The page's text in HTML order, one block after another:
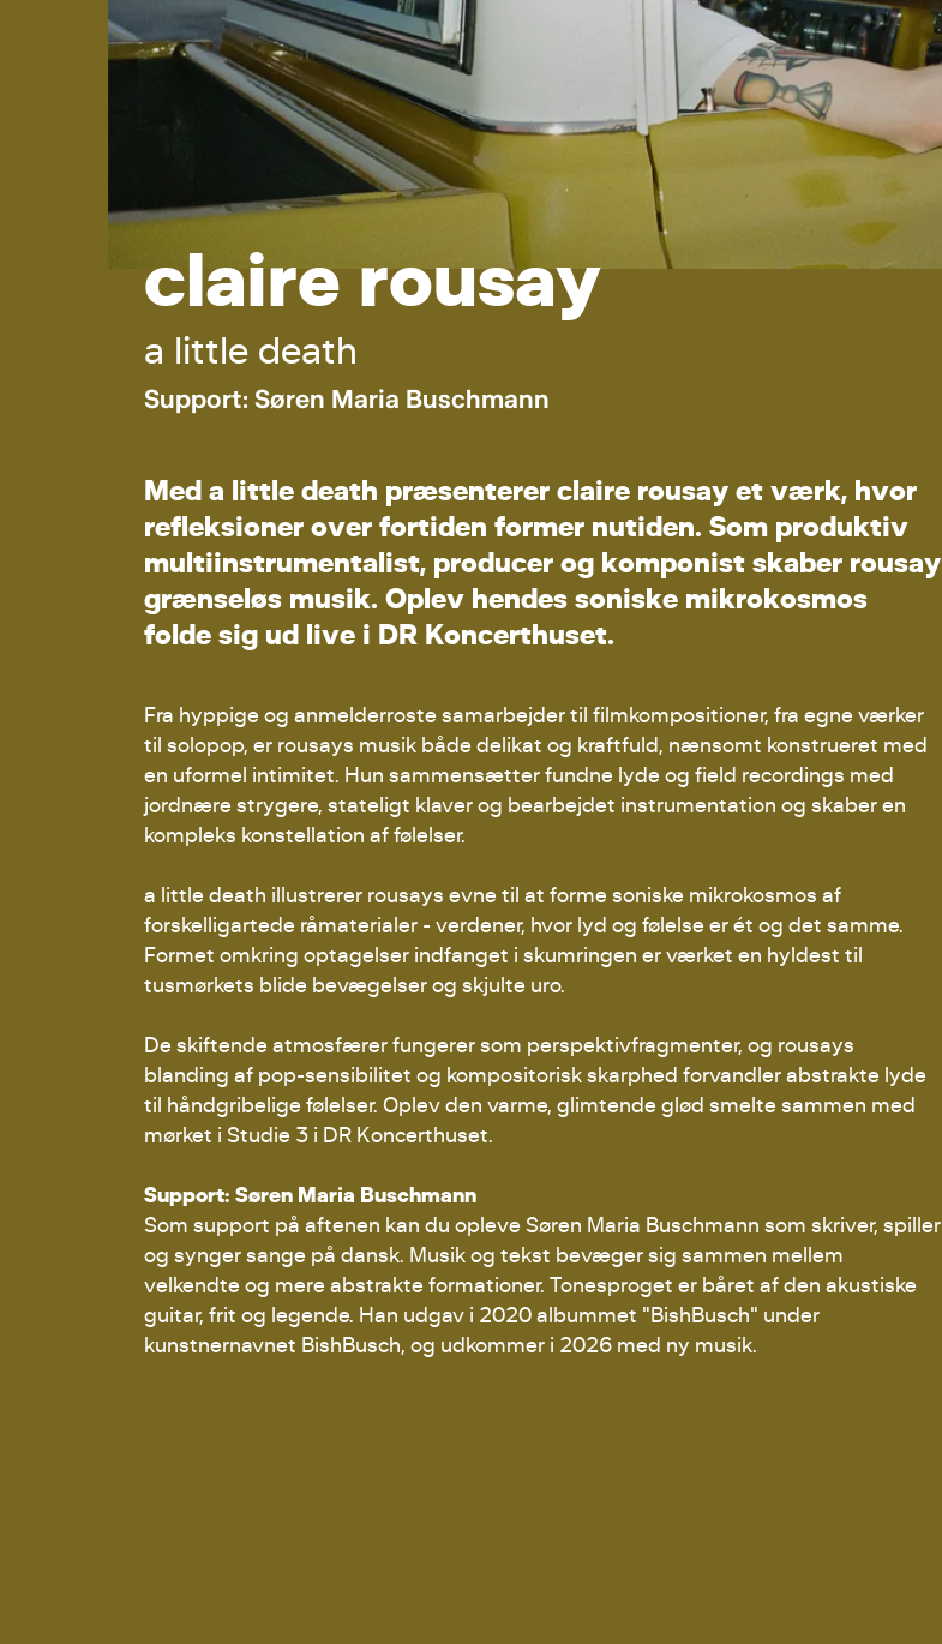
claire rousay
a little death
Support:Søren Maria Buschmann
Med a little death præsenterer claire rousay et værk, hvor
refleksioner over fortiden former nutiden. Som produktiv
multiinstrumentalist, producer og komponist skaber rousay
grænseløs musik. Oplev hendes soniske mikrokosmos
folde sig ud live i DR Koncerthuset.
Fra hyppige og anmelderroste samarbejder til filmkompositioner, fra egne værker
til solopop, er rousays musik både delikat og kraftfuld, nænsomt konstrueret med
en uformel intimitet. Hun sammensætter fundne lyde og field recordings med
jordnære strygere, stateligt klaver og bearbejdet instrumentation og skaber en
kompleks konstellation af følelser.
a little death illustrerer rousays evne til at forme soniske mikrokosmos af
forskelligartede råmaterialer - verdener, hvor lyd og følelse er ét og det samme.
Formet omkring optagelser indfanget i skumringen er værket en hyldest til
tusmørkets blide bevægelser og skjulte uro.
De skiftende atmosfærer fungerer som perspektivfragmenter, og rousays
blanding af pop-sensibilitet og kompositorisk skarphed forvandler abstrakte lyde
til håndgribelige følelser. Oplev den varme, glimtende glød smelte sammen med
mørket i Studie 3 i DR Koncerthuset.
Support: Søren Maria Buschmann
Som support på aftenen kan du opleve Søren Maria Buschmann som skriver, spiller
og synger sange på dansk. Musik og tekst bevæger sig sammen mellem
velkendte og mere abstrakte formationer. Tonesproget er båret af den akustiske
guitar, frit og legende. Han udgav i 2020 albummet "BishBusch" under
kunstnernavnet BishBusch, og udkommer i 2026 med ny musik.